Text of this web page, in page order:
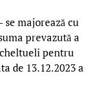
se majorează cu
prevazută a
pentru
de 13.12.2023 a